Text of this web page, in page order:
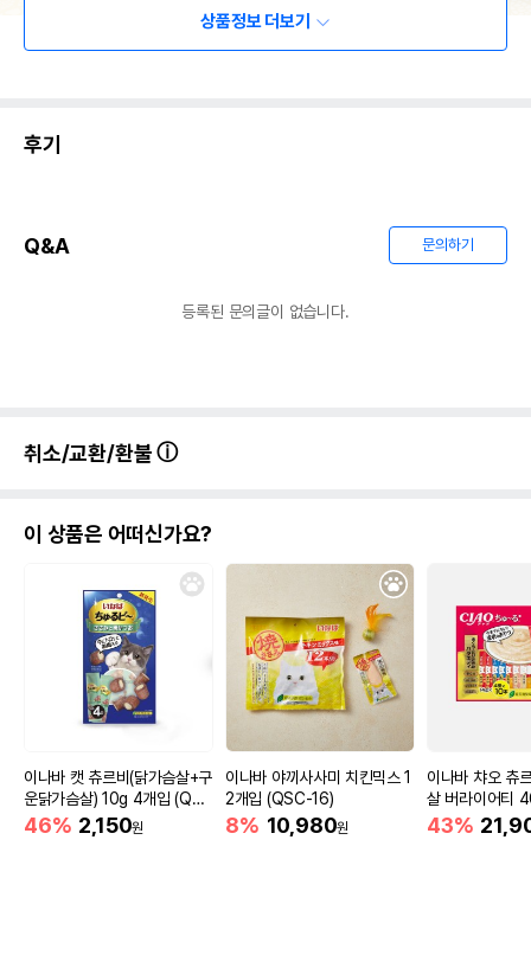
상품정보 더보기
후기
Q&A 문의하기
등록된 문의글이 없습니다.
취소/교환/환불
이 상품은 어떠신가요?
이나바 캣 츄르비(닭가슴살+구
운닭가슴살) 10g 4개입 (QS
C-274)
46% 2,150원
이나바 야끼사사미 치킨믹스 1
2개입 (QSC-16)
8% 10,980원
이나바 챠오 츄
살 버라이어티
C-186)
43%